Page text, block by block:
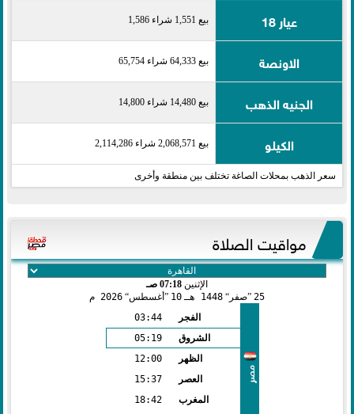
عيار 18 بيع 1,551 شراء 1,586
الاونصة بيع 64,333 شراء 65,754
الجنيه الذهب بيع 14,480 شراء 14,800
الكيلو بيع 2,068,571 شراء 2,114,286
سعر الذهب بمحلات الصاغة تختلف بين منطقة وأخرى
مواقيت الصلاة
الإثنين 07:18 صـ
25 صفر 1448 هـ 10 أغسطس 2026 م
مصر
الفجر
03:44
الشروق
05:19
الظهر
12:00
العصر
15:37
المغرب
18:42